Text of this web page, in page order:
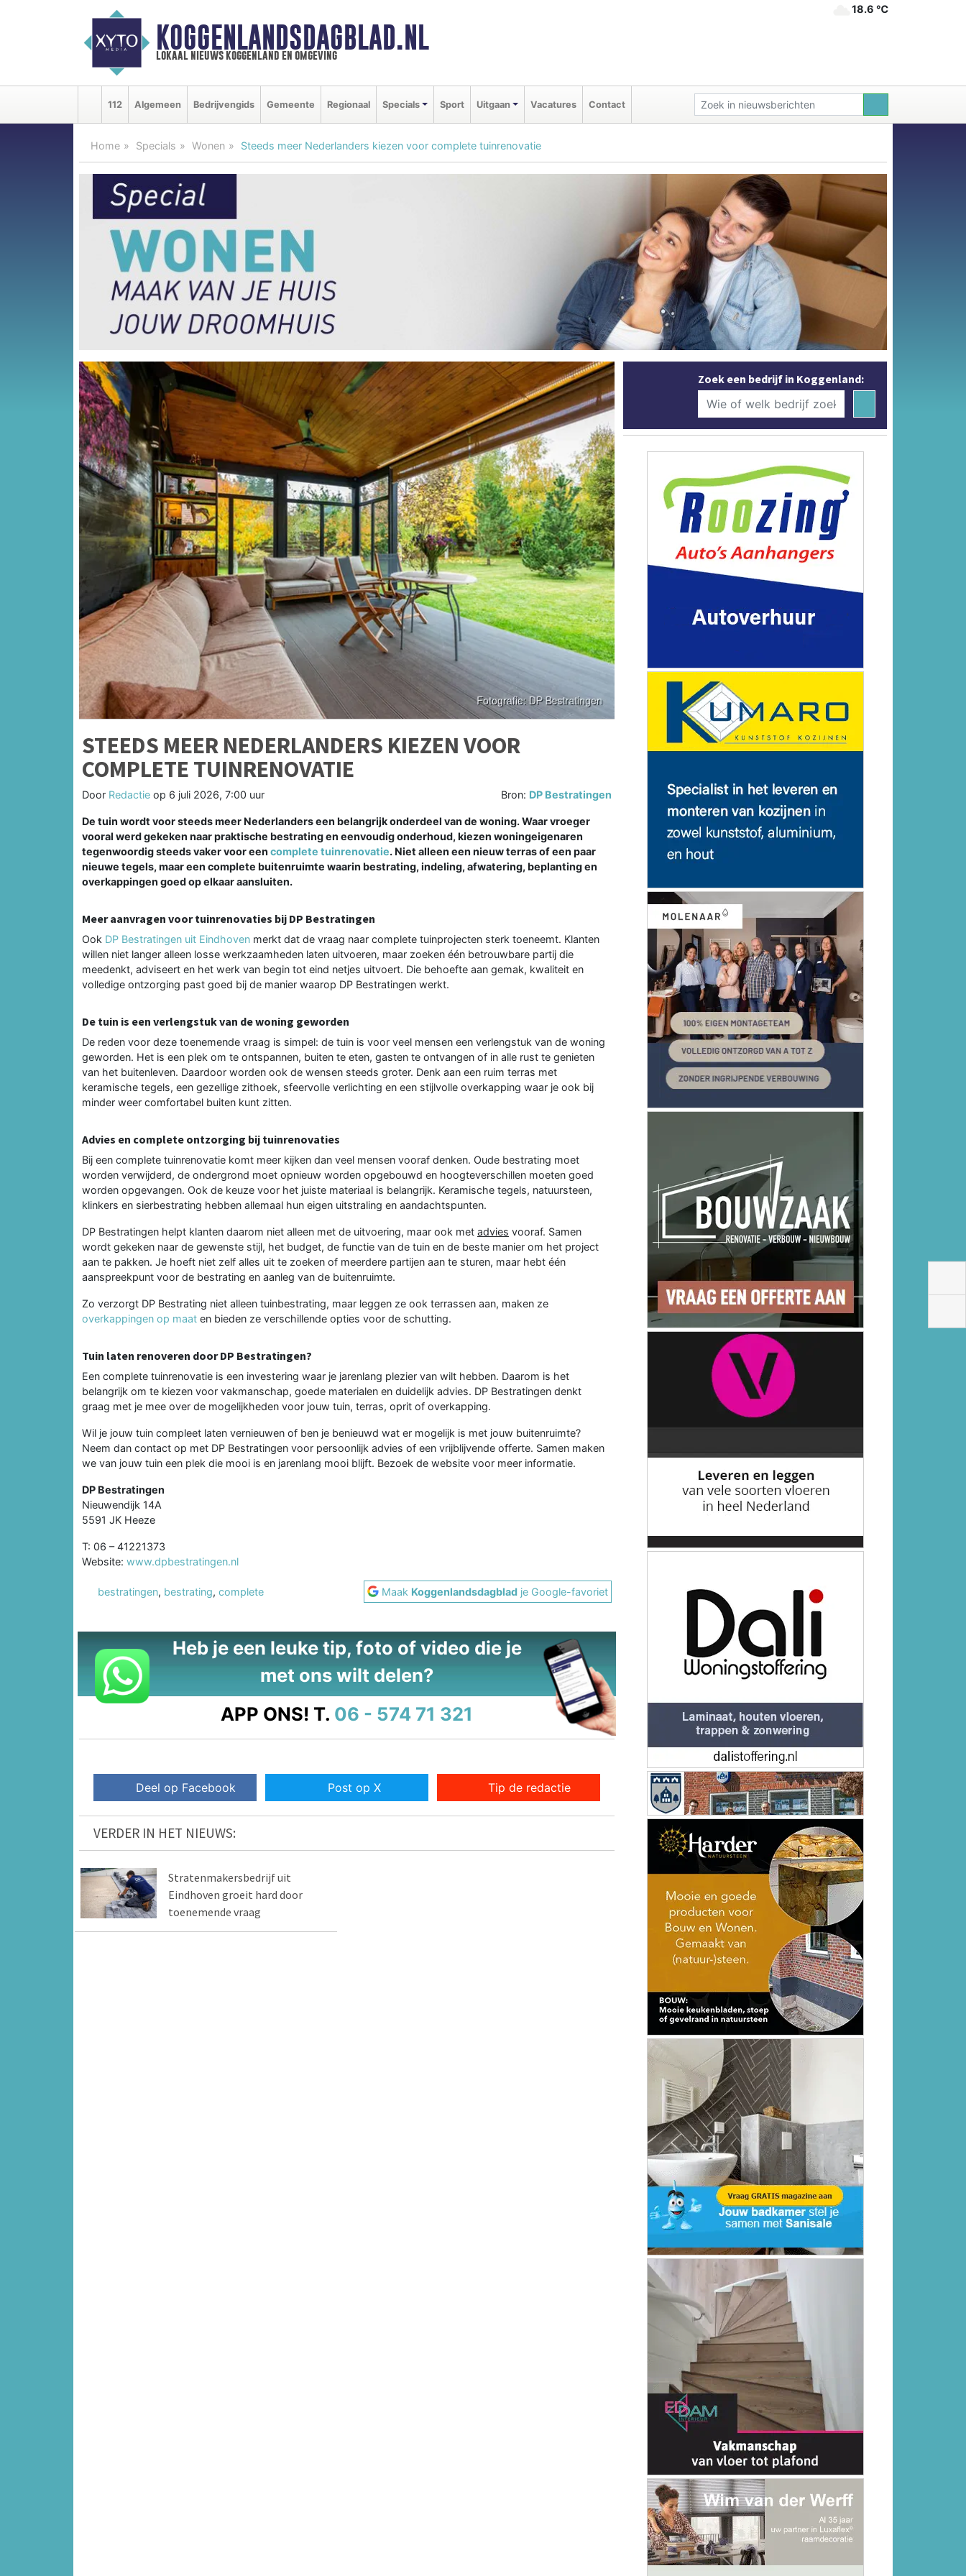
KOGGENLANDSDAGBLAD.NL
lokaal nieuws koggenland en omgeving
18.6 ℃
112 Algemeen Bedrijvengids Gemeente Regionaal Specials Sport Uitgaan Vacatures Contact
Home Specials Wonen Steeds meer Nederlanders kiezen voor complete tuinrenovatie
STEEDS MEER NEDERLANDERS KIEZEN VOOR
COMPLETE TUINRENOVATIE
Door Redactie op 6 juli 2026, 7:00 uur Bron: DP Bestratingen
De tuin wordt voor steeds meer Nederlanders een belangrijk onderdeel van de woning. Waar vroeger
vooral werd gekeken naar praktische bestrating en eenvoudig onderhoud, kiezen woningeigenaren
tegenwoordig steeds vaker voor een complete tuinrenovatie. Niet alleen een nieuw terras of een paar
nieuwe tegels, maar een complete buitenruimte waarin bestrating, indeling, afwatering, beplanting en
overkappingen goed op elkaar aansluiten.
Meer aanvragen voor tuinrenovaties bij DP Bestratingen
Ook DP Bestratingen uit Eindhoven merkt dat de vraag naar complete tuinprojecten sterk toeneemt. Klanten
willen niet langer alleen losse werkzaamheden laten uitvoeren, maar zoeken één betrouwbare partij die
meedenkt, adviseert en het werk van begin tot eind netjes uitvoert. Die behoefte aan gemak, kwaliteit en
volledige ontzorging past goed bij de manier waarop DP Bestratingen werkt.
De tuin is een verlengstuk van de woning geworden
De reden voor deze toenemende vraag is simpel: de tuin is voor veel mensen een verlengstuk van de woning
geworden. Het is een plek om te ontspannen, buiten te eten, gasten te ontvangen of in alle rust te genieten
van het buitenleven. Daardoor worden ook de wensen steeds groter. Denk aan een ruim terras met
keramische tegels, een gezellige zithoek, sfeervolle verlichting en een stijlvolle overkapping waar je ook bij
minder weer comfortabel buiten kunt zitten.
Advies en complete ontzorging bij tuinrenovaties
Bij een complete tuinrenovatie komt meer kijken dan veel mensen vooraf denken. Oude bestrating moet
worden verwijderd, de ondergrond moet opnieuw worden opgebouwd en hoogteverschillen moeten goed
worden opgevangen. Ook de keuze voor het juiste materiaal is belangrijk. Keramische tegels, natuursteen,
klinkers en sierbestrating hebben allemaal hun eigen uitstraling en aandachtspunten.
DP Bestratingen helpt klanten daarom niet alleen met de uitvoering, maar ook met advies vooraf. Samen
wordt gekeken naar de gewenste stijl, het budget, de functie van de tuin en de beste manier om het project
aan te pakken. Je hoeft niet zelf alles uit te zoeken of meerdere partijen aan te sturen, maar hebt één
aanspreekpunt voor de bestrating en aanleg van de buitenruimte.
Zo verzorgt DP Bestrating niet alleen tuinbestrating, maar leggen ze ook terrassen aan, maken ze
overkappingen op maat en bieden ze verschillende opties voor de schutting.
Tuin laten renoveren door DP Bestratingen?
Een complete tuinrenovatie is een investering waar je jarenlang plezier van wilt hebben. Daarom is het
belangrijk om te kiezen voor vakmanschap, goede materialen en duidelijk advies. DP Bestratingen denkt
graag met je mee over de mogelijkheden voor jouw tuin, terras, oprit of overkapping.
Wil je jouw tuin compleet laten vernieuwen of ben je benieuwd wat er mogelijk is met jouw buitenruimte?
Neem dan contact op met DP Bestratingen voor persoonlijk advies of een vrijblijvende offerte. Samen maken
we van jouw tuin een plek die mooi is en jarenlang mooi blijft. Bezoek de website voor meer informatie.
DP Bestratingen
Nieuwendijk 14A
5591 JK Heeze
T: 06 – 41221373
Website: www.dpbestratingen.nl
bestratingen, bestrating, complete Maak Koggenlandsdagblad je Google-favoriet
Heb je een leuke tip, foto of video die je
met ons wilt delen?
APP ONS! T. 06 - 574 71 321
Deel op Facebook Post op X Tip de redactie
VERDER IN HET NIEUWS:
Stratenmakersbedrijf uit
Eindhoven groeit hard door
toenemende vraag
Zoek een bedrijf in Koggenland: